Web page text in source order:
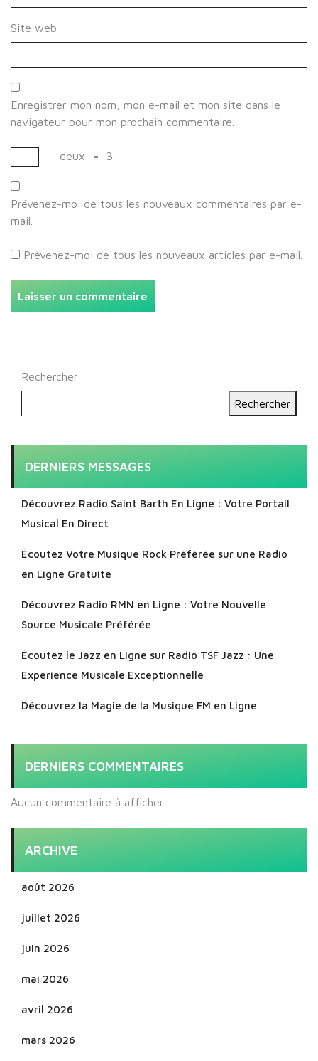
Site web
Enregistrer mon nom, mon e-mail et mon site dans le
navigateur pour mon prochain commentaire.
− deux = 3
Prévenez-moi de tous les nouveaux commentaires par e-
mail.
Prévenez-moi de tous les nouveaux articles par e-mail.
Rechercher
Rechercher
DERNIERS MESSAGES
Découvrez Radio Saint Barth En Ligne : Votre Portail
Musical En Direct
Écoutez Votre Musique Rock Préférée sur une Radio
en Ligne Gratuite
Découvrez Radio RMN en Ligne : Votre Nouvelle
Source Musicale Préférée
Écoutez le Jazz en Ligne sur Radio TSF Jazz : Une
Expérience Musicale Exceptionnelle
Découvrez la Magie de la Musique FM en Ligne
DERNIERS COMMENTAIRES
Aucun commentaire à afficher.
ARCHIVE
août 2026
juillet 2026
juin 2026
mai 2026
avril 2026
mars 2026